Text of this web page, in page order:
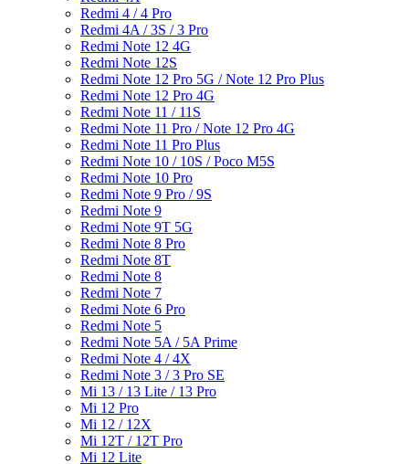
Redmi 4 / 4 Pro
Redmi 4A / 3S / 3 Pro
Redmi Note 12 4G
Redmi Note 12S
Redmi Note 12 Pro 5G / Note 12 Pro Plus
Redmi Note 12 Pro 4G
Redmi Note 11 / 11S
Redmi Note 11 Pro / Note 12 Pro 4G
Redmi Note 11 Pro Plus
Redmi Note 10 / 10S / Poco M5S
Redmi Note 10 Pro
Redmi Note 9 Pro / 9S
Redmi Note 9
Redmi Note 9T 5G
Redmi Note 8 Pro
Redmi Note 8T
Redmi Note 8
Redmi Note 7
Redmi Note 6 Pro
Redmi Note 5
Redmi Note 5A / 5A Prime
Redmi Note 4 / 4X
Redmi Note 3 / 3 Pro SE
Mi 13 / 13 Lite / 13 Pro
Mi 12 Pro
Mi 12 / 12X
Mi 12T / 12T Pro
Mi 12 Lite